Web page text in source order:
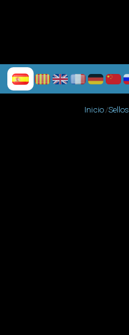
Inicio Sellos